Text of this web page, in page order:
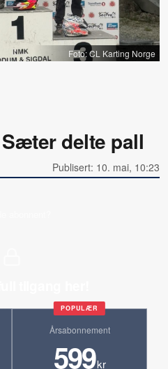
Foto: CL Karting Norge
delte pall
Publisert: 10. mai, 10:23
POPULÆR
Årsabonnement
599kr